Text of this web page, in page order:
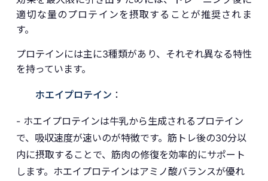
適切な量のプロテインを摂取することが推奨されま
す。
プロテインには主に3種類があり、それぞれ異なる特性
を持っています。
ホエイプロテイン ：
- ホエイプロテインは牛乳から生成されるプロテイン
で、吸収速度が速いのが特徴です。筋トレ後の30分以
内に摂取することで、筋肉の修復を効率的にサポート
します。ホエイプロテインはアミノ酸バランスが優れ